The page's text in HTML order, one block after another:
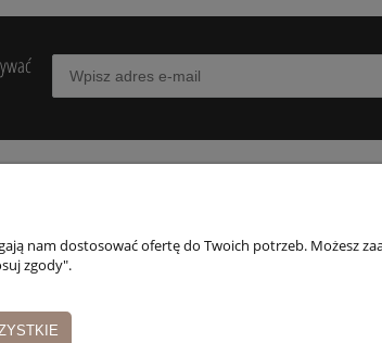
Twoje zamówienia
Przechowalnia
nam dostosować ofertę do Twoich potrzeb. Możesz
zgody".